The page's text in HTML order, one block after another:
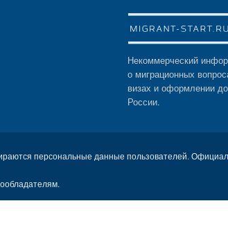
Некоммерческий
о миграционных
визах и оформлении
России.
персональные данные пользователей.